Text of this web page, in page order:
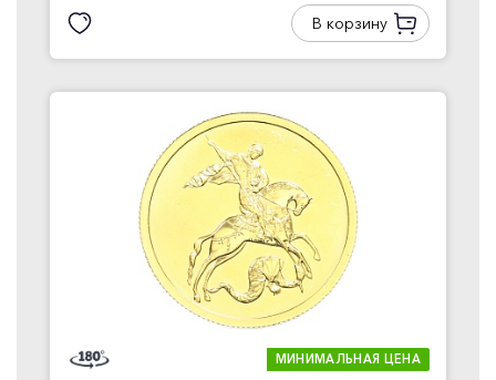
В корзину
МИНИМАЛЬНАЯ ЦЕНА